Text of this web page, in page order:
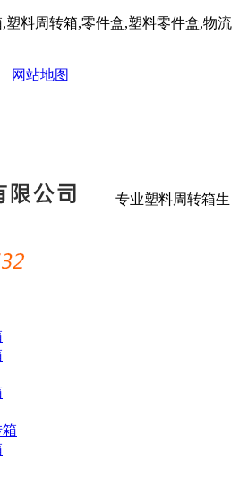
料周转箱,零件盒,塑料零件盒,物流
网站地图
专业塑料周转箱生